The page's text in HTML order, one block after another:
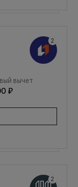
₽ вычет
₽